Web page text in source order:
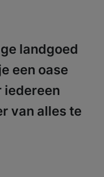
landgoed
een oase
iedereen
van alles te